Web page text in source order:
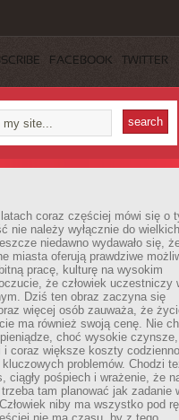
FACEBOOK TWITTER
coraz częściej mówi się o
nie należy wyłącznie do wielkich
niedawno wydawało się,
miasta oferują prawdziwe
pracę, kulturę na wysokim
że człowiek uczestniczy
Dziś ten obraz zaczyna się
więcej osób zauważa, że
ma również swoją cenę. Nie
choć wysokie czynsze,
i coraz większe koszty
problemów. Chodzi
ciągły pośpiech i wrażenie, że
tam planować jak zadanie
niby ma wszystko pod